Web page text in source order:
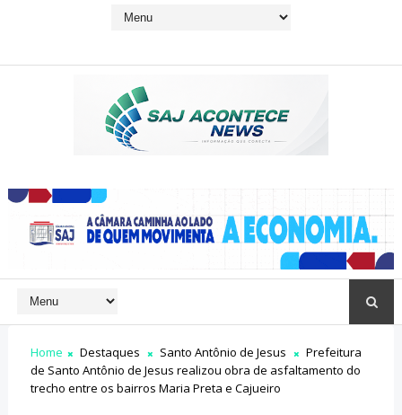
Home Destaques Santo Antônio de Jesus
Prefeitura
de Santo Antônio de Jesus realizou obra de asfaltamento do
trecho entre os bairros Maria Preta e Cajueiro